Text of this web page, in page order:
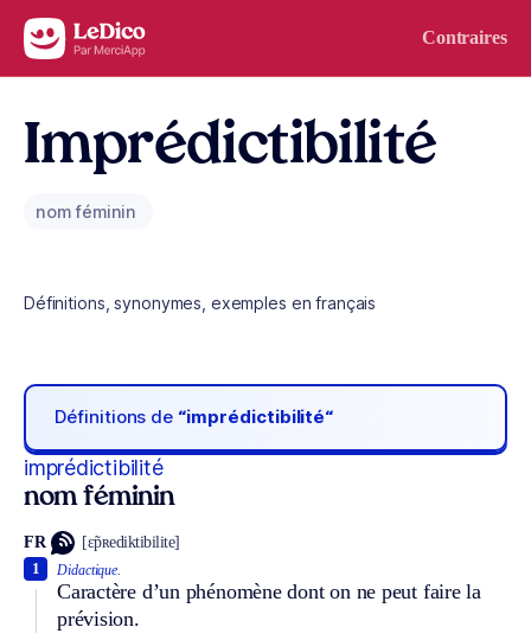
Aller au contenu Contraires
Imprédictibilité
nom féminin
Définitions, synonymes, exemples en français
Définitions de “imprédictibilité“
imprédictibilité
nom féminin
FR [ɛ̃pʀediktibilite]
Didactique.
Caractère d’un phénomène dont on ne peut faire la
prévision.
1